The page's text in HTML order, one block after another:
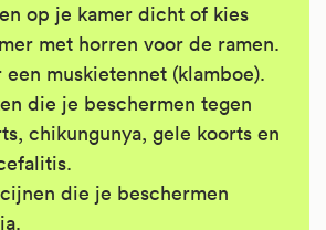
op je kamer dicht of kies
met horren voor de ramen.
een muskietennet (klamboe).
die je beschermen tegen
chikungunya, gele koorts en
die je beschermen